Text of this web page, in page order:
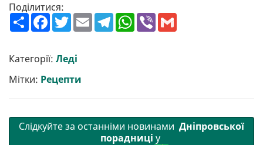
Поділитися:
П
о
р
и
т
и
F
a
b
o
o
k
T
w
t
e
r
E
m
T
e
W
h
V
Категорії: Леді
Мітки: Рецепти
Слідкуйте за останніми новинами Дніпровської
порадниці у